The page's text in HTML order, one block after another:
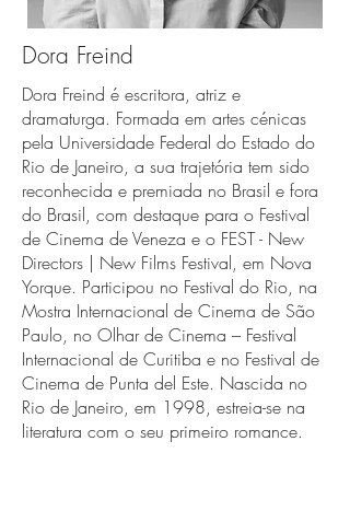
Dora Freind
Dora Freind é escritora, atriz e
dramaturga. Formada em artes cénicas
pela Universidade Federal do Estado do
Rio de Janeiro, a sua trajetória tem sido
reconhecida e premiada no Brasil e fora
do Brasil, com destaque para o Festival
de Cinema de Veneza e o FEST - New
Directors | New Films Festival, em Nova
Yorque. Participou no Festival do Rio, na
Mostra Internacional de Cinema de São
Paulo, no Olhar de Cinema – Festival
Internacional de Curitiba e no Festival de
Cinema de Punta del Este. Nascida no
Rio de Janeiro, em 1998, estreia-se na
literatura com o seu primeiro romance.